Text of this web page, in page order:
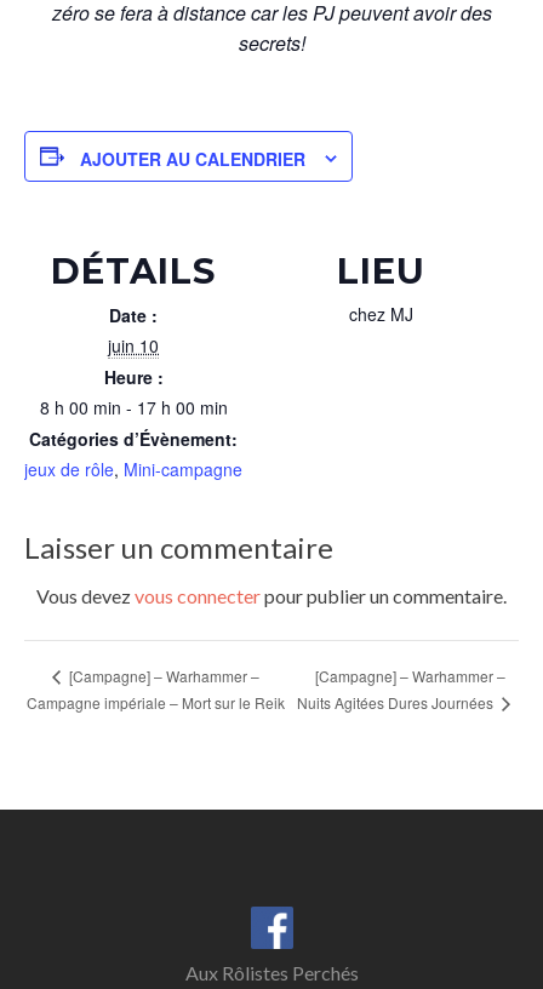
zéro se fera à distance car les PJ peuvent avoir des
secrets!
AJOUTER AU CALENDRIER
DÉTAILS
Date :
juin 10
Heure :
8 h 00 min - 17 h 00 min
Catégories d’Évènement:
jeux de rôle, Mini-campagne
LIEU
chez MJ
Laisser un commentaire
Vous devezvous connecterpour publier un commentaire.
[Campagne] – Warhammer –
Campagne impériale – Mort sur le Reik
[Campagne] – Warhammer –
Nuits Agitées Dures Journées
Aux Rôlistes Perchés